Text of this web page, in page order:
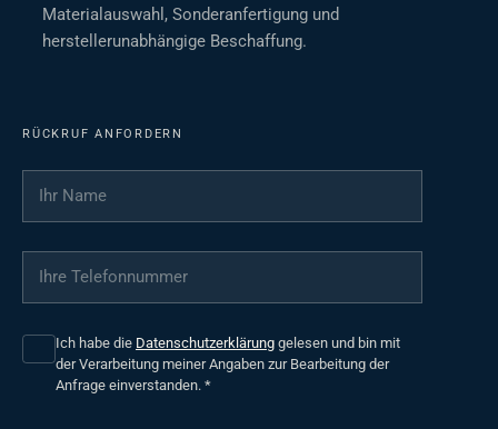
Materialauswahl, Sonderanfertigung und
herstellerunabhängige Beschaffung.
RÜCKRUF ANFORDERN
Ihr Name
Ihre Telefonnummer
Ich habe die Datenschutzerklärung gelesen und bin mit
der Verarbeitung meiner Angaben zur Bearbeitung der
Anfrage einverstanden. *